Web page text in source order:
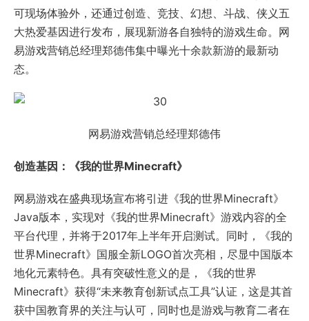
可现场体验外，还通过创造、竞技、幻想、斗战、侠义五
大热爱基因进行发布，展现新游各自独特的游戏生命。网
易游戏营销总经理郑德伟集中曝光十余款新游的最新动
态。
网易游戏营销总经理郑德伟
创造基因：《我的世界Minecraft》
网易游戏在盛典现场宣布将引进《我的世界Minecraft》
Java版本，实现对《我的世界Minecraft》游戏内容的全
平台代理，并将于2017年上半年开启测试。同时，《我的
世界Minecraft》国服全新LOGO首次亮相，尽显中国版本
地化元素特色。具有突破性意义的是，《我的世界
Minecraft》获得“未来教育创新试点工具”认证，这是其首
获中国教育界的关注与认可，同时也是游戏与教育二者在